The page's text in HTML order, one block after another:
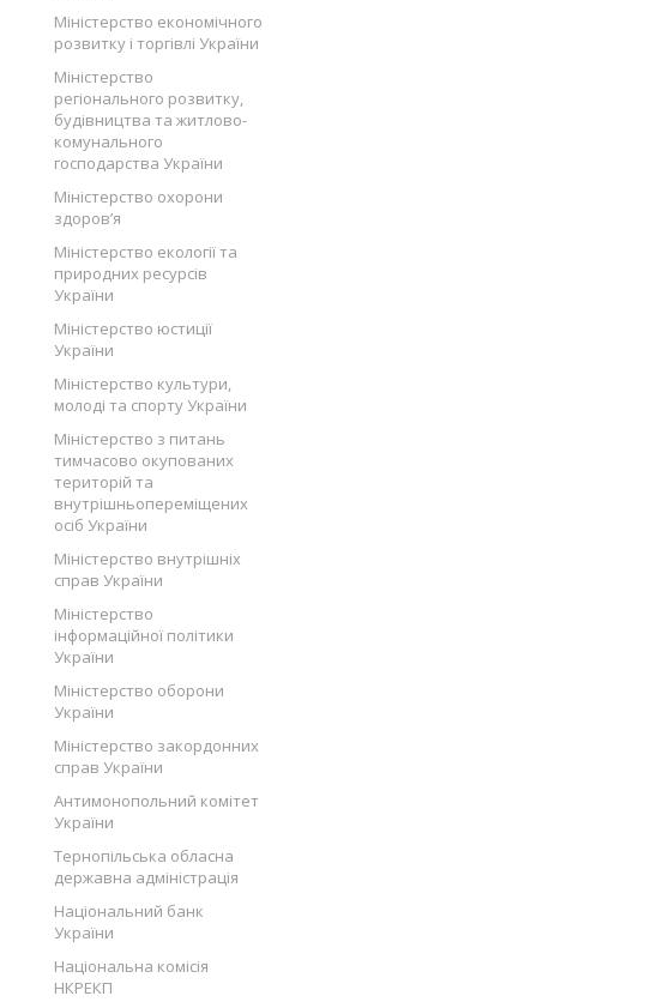
Міністерство економічного
розвитку і торгівлі України
Міністерство
регіонального розвитку,
будівництва та житлово-
комунального
господарства України
Міністерство охорони
здоров’я
Міністерство екології та
природних ресурсів
України
Міністерство юстиції
України
Міністерство культури,
молоді та спорту України
Міністерство з питань
тимчасово окупованих
територій та
внутрішньопереміщених
осіб України
Міністерство внутрішніх
справ України
Міністерство
інформаційної політики
України
Міністерство оборони
України
Міністерство закордонних
справ України
Антимонопольний комітет
України
Тернопільська обласна
державна адміністрація
Національний банк
України
Національна комісія
НКРЕКП